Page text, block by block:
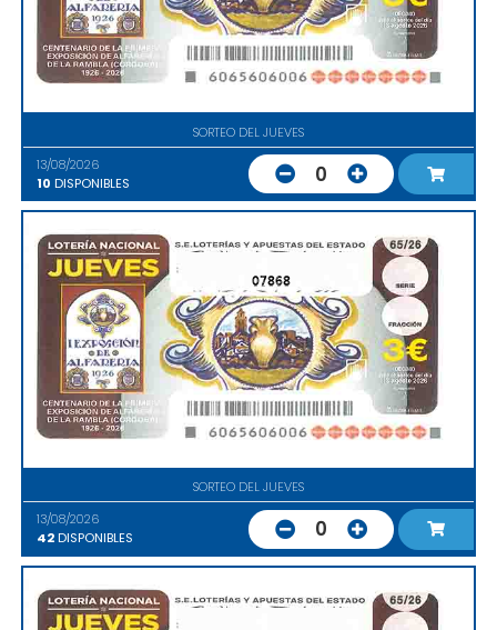
SORTEO DEL JUEVES
13/08/2026
10 DISPONIBLES 0
07868
SORTEO DEL JUEVES
13/08/2026
42DISPONIBLES 0